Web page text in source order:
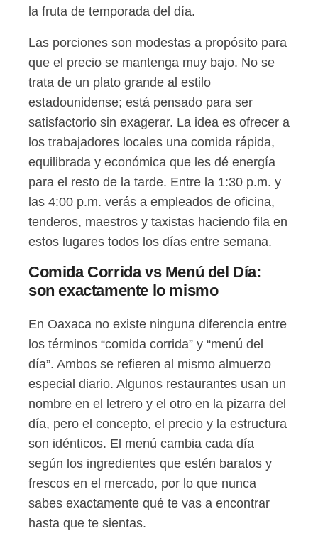
la fruta de temporada del día.
Las porciones son modestas a propósito para
que el precio se mantenga muy bajo. No se
trata de un plato grande al estilo
estadounidense; está pensado para ser
satisfactorio sin exagerar. La idea es ofrecer a
los trabajadores locales una comida rápida,
equilibrada y económica que les dé energía
para el resto de la tarde. Entre la 1:30 p.m. y
las 4:00 p.m. verás a empleados de oficina,
tenderos, maestros y taxistas haciendo fila en
estos lugares todos los días entre semana.
Comida Corrida vs Menú del Día:
son exactamente lo mismo
En Oaxaca no existe ninguna diferencia entre
los términos “comida corrida” y “menú del
día”. Ambos se refieren al mismo almuerzo
especial diario. Algunos restaurantes usan un
nombre en el letrero y el otro en la pizarra del
día, pero el concepto, el precio y la estructura
son idénticos. El menú cambia cada día
según los ingredientes que estén baratos y
frescos en el mercado, por lo que nunca
sabes exactamente qué te vas a encontrar
hasta que te sientas.